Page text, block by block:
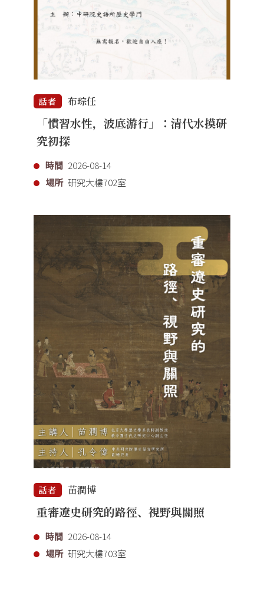
話者 布琮任
「慣習水性，波底游行」：清代水摸研
究初探
時間 2026-08-14
場所 研究大樓702室
話者 苗潤博
重審遼史研究的路徑、視野與關照
時間 2026-08-14
場所 研究大樓703室